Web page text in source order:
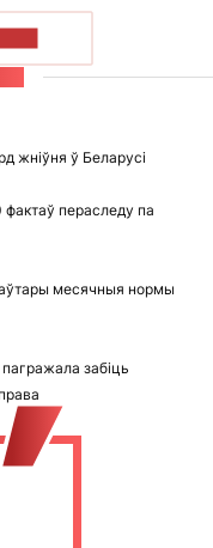
жніўня ў Беларусі
пераследу па
месячныя нормы
забіць